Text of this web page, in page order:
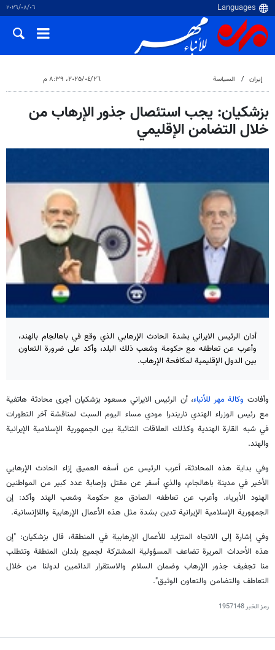
٠٦‏/٠٨‏/٢٠٢٦
إيران السياسة ٢٦‏/٠٤‏/٢٠٢٥، ٨:٣٩ م
بزشكيان: يجب استئصال جذور الإرهاب من
خلال التضامن الإقليمي
أدان الرئيس الايراني بشدة الحادث الإرهابي الذي وقع في باهالجام بالهند،
وأعرب عن تعاطفه مع حكومة وشعب ذلك البلد، وأكد على ضرورة التعاون
بين الدول الإقليمية لمكافحة الإرهاب.
وأفادت وكالة مهر للأنباء، أن الرئيس الايراني مسعود بزشكيان أجرى محادثة هاتفية
مع رئيس الوزراء الهندي ناريندرا مودي مساء اليوم السبت لمناقشة آخر التطورات
في شبه القارة الهندية وكذلك العلاقات الثنائية بين الجمهورية الإسلامية الإيرانية
والهند.
وفي بداية هذه المحادثة، أعرب الرئيس عن أسفه العميق إزاء الحادث الإرهابي
الأخير في مدينة باهالجام، والذي أسفر عن مقتل وإصابة عدد كبير من المواطنين
الهنود الأبرياء. وأعرب عن تعاطفه الصادق مع حكومة وشعب الهند وأكد: إن
الجمهورية الإسلامية الإيرانية تدين بشدة مثل هذه الأعمال الإرهابية واللاإنسانية.
وفي إشارة إلى الاتجاه المتزايد للأعمال الإرهابية في المنطقة، قال بزشكيان: "إن
هذه الأحداث المريرة تضاعف المسؤولية المشتركة لجميع بلدان المنطقة وتتطلب
منا تجفيف جذور الإرهاب وضمان السلام والاستقرار الدائمين لدولنا من خلال
التعاطف والتضامن والتعاون الوثيق".
رمز الخبر1957148